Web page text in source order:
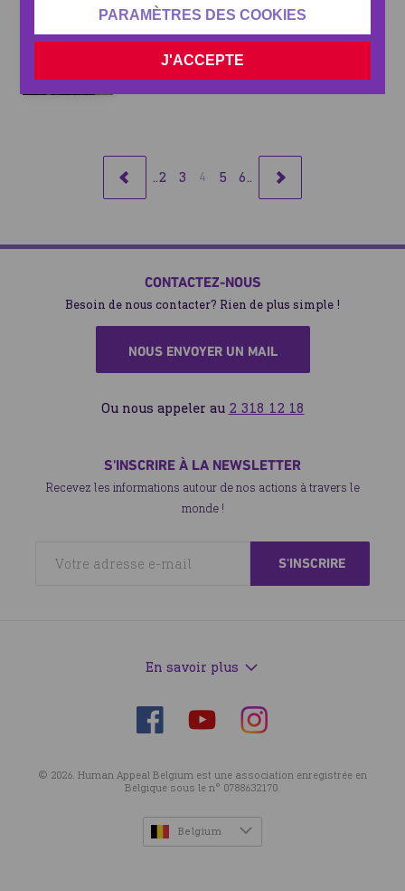
PARAMÈTRES DES COOKIES
J'ACCEPTE
RETOUR
2 3 4 5 6 SUIVANT
CONTACTEZ-NOUS
Besoin de nous contacter? Rien de plus simple !
NOUS ENVOYER UN MAIL
Ou nous appeler au 2 318 12 18
S'INSCRIRE À LA NEWSLETTER
Recevez les informations autour de nos actions à travers le
monde !
En savoir plus
Suivez-
nous
Facebook
Suivez-
YouTube
Suivez-
nous
Instagram
© 2026. Human Appeal Belgium est une association enregistrée en
Belgique sous le n° 0788632170.
Belgium